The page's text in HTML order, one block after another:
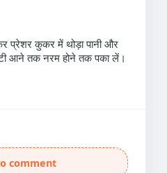
प्रेशर कुकर में थोड़ा पानी और
आने तक नरम होने तक पका लें।
comment